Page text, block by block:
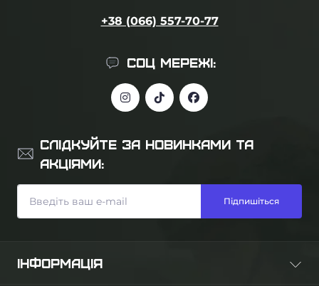
+38 (066) 557-70-77
СОЦ МЕРЕЖІ:
СЛІДКУЙТЕ ЗА НОВИНКАМИ ТА
АКЦІЯМИ:
Підпишіться
ІНФОРМАЦІЯ